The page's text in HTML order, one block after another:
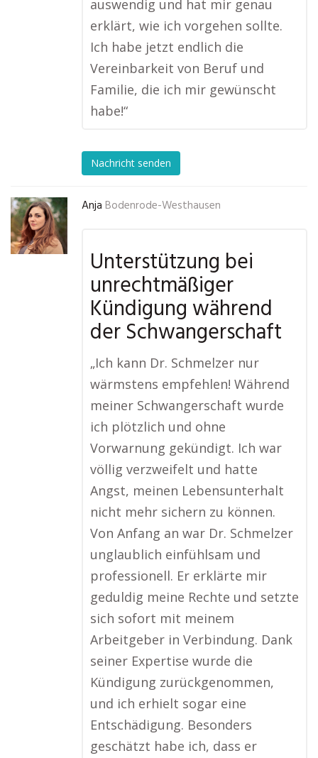
auswendig und hat mir genau
erklärt, wie ich vorgehen sollte.
Ich habe jetzt endlich die
Vereinbarkeit von Beruf und
Familie, die ich mir gewünscht
habe!“
Nachricht senden
Anja Bodenrode-Westhausen
Unterstützung bei
unrechtmäßiger
Kündigung während
der Schwangerschaft
„Ich kann Dr. Schmelzer nur
wärmstens empfehlen! Während
meiner Schwangerschaft wurde
ich plötzlich und ohne
Vorwarnung gekündigt. Ich war
völlig verzweifelt und hatte
Angst, meinen Lebensunterhalt
nicht mehr sichern zu können.
Von Anfang an war Dr. Schmelzer
unglaublich einfühlsam und
professionell. Er erklärte mir
geduldig meine Rechte und setzte
sich sofort mit meinem
Arbeitgeber in Verbindung. Dank
seiner Expertise wurde die
Kündigung zurückgenommen,
und ich erhielt sogar eine
Entschädigung. Besonders
geschätzt habe ich, dass er